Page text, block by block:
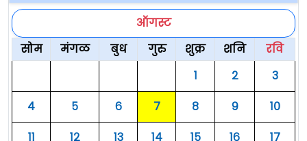
ऑगस्ट
सोम
मंगळ बुध गुरु शुक्र शनि
रवि
१
२
३
४
५ ६ ७ ८ ९
१०
११
१२ १३ १४ १५ १६
१७